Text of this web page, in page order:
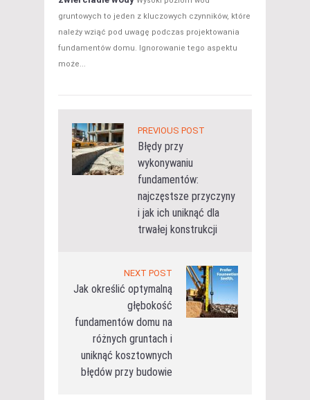
gruntowych to jeden z kluczowych czynników, które
należy wziąć pod uwagę podczas projektowania
fundamentów domu. Ignorowanie tego aspektu
może...
PREVIOUS POST
Błędy przy
wykonywaniu
fundamentów:
najczęstsze przyczyny
i jak ich uniknąć dla
trwałej konstrukcji
NEXT POST
Jak określić optymalną
głębokość
fundamentów domu na
różnych gruntach i
uniknąć kosztownych
błędów przy budowie